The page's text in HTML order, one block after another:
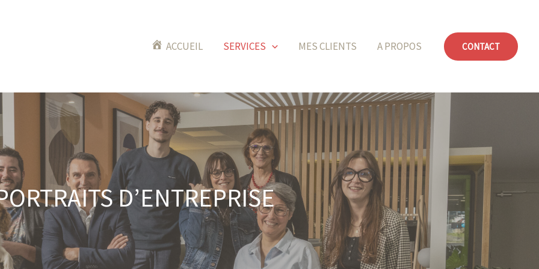
ACCUEIL SERVICES MES CLIENTS A PROPOS CONTACT
D’ENTREPRISE